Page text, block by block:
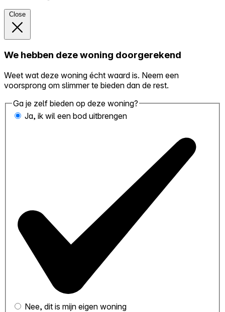
Close
We hebben deze woning doorgerekend
Weet wat deze woning écht waard is. Neem een
voorsprong om slimmer te bieden dan de rest.
Ga je zelf bieden op deze woning?
Ja, ik wil een bod uitbrengen
Nee, dit is mijn eigen woning